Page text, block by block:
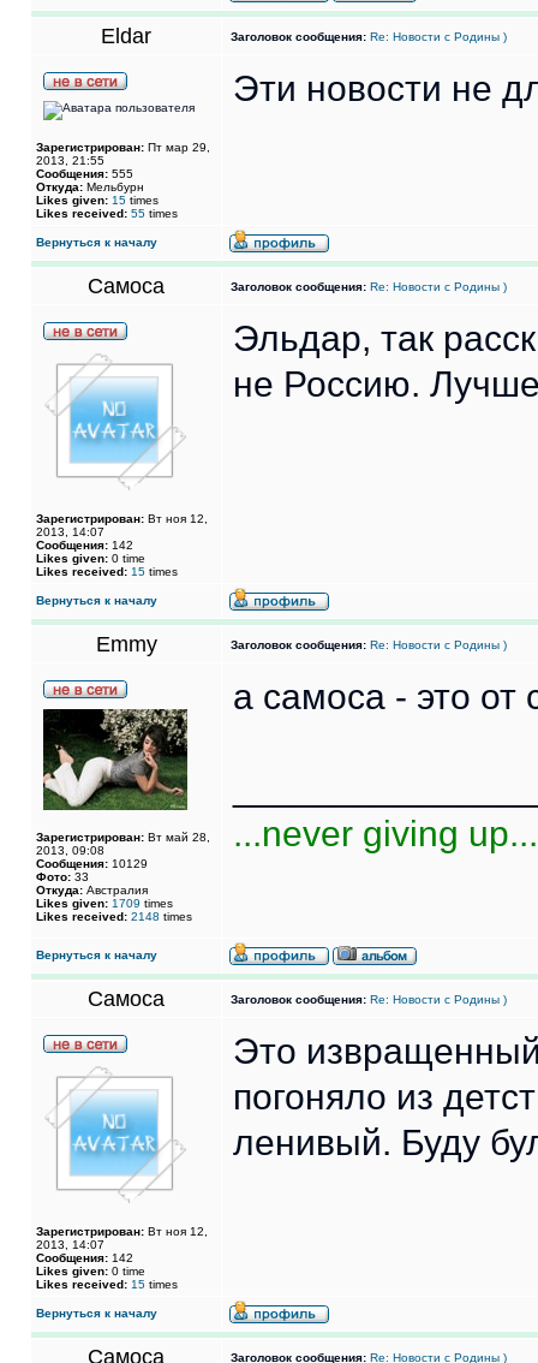
Eldar Заголовок сообщения: Re: Новости с Родины )
Зарегистрирован: Пт мар 29,
2013, 21:55
Сообщения: 555
Откуда: Мельбурн
Likes given: 15 times
Likes received: 55 times
Эти новости не
Вернуться к началу
Самоса Заголовок сообщения: Re: Новости с Родины )
Зарегистрирован: Вт ноя 12,
2013, 14:07
Сообщения: 142
Likes given: 0 time
Likes received: 15 times
Эльдар, так
не Россию.
Вернуться к началу
Emmy Заголовок сообщения: Re: Новости с Родины )
Зарегистрирован: Вт май 28,
2013, 09:08
Сообщения: 10129
Фото: 33
Откуда: Австралия
Likes given: 1709 times
Likes received: 2148 times
а самоса - это
...never giving up...
Вернуться к началу
Самоса Заголовок сообщения: Re: Новости с Родины )
Зарегистрирован: Вт ноя 12,
2013, 14:07
Сообщения: 142
Likes given: 0 time
Likes received: 15 times
Это
погоняло из
ленивый. Буду
Вернуться к началу
Самоса Заголовок сообщения: Re: Новости с Родины )